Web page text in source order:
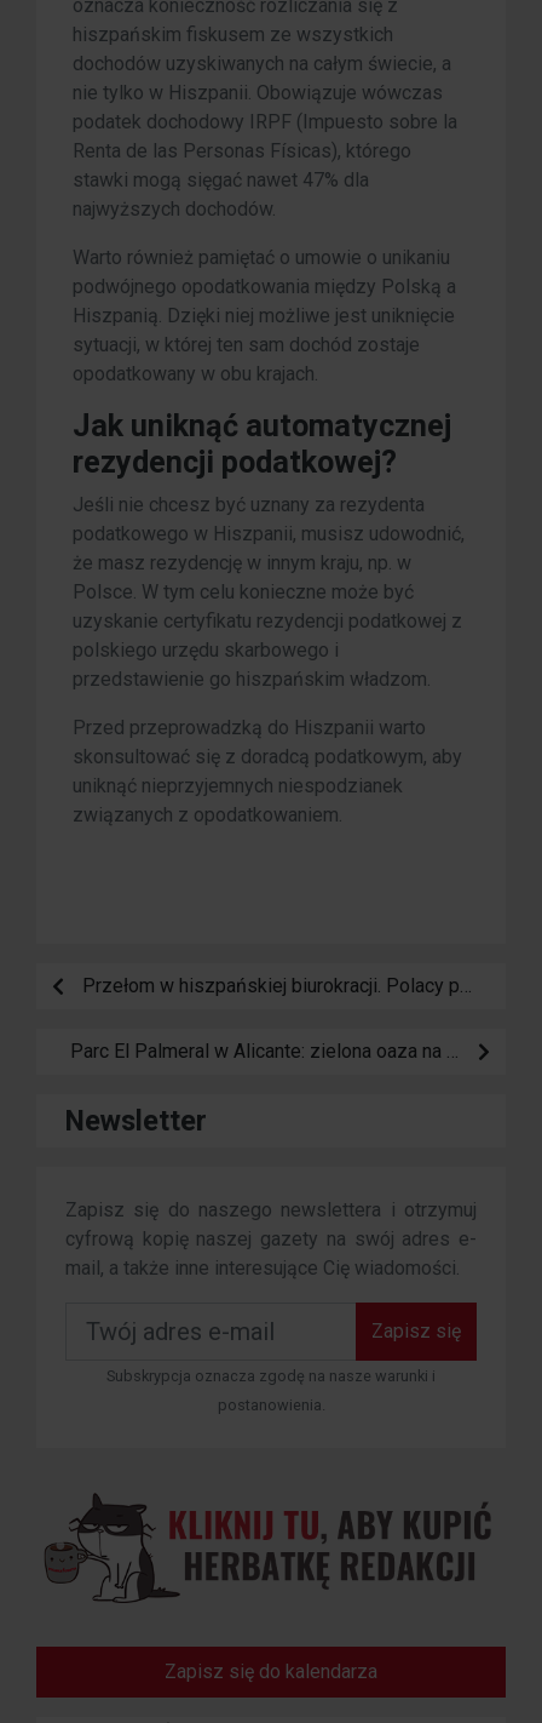
oznacza konieczność rozliczania się z
hiszpańskim fiskusem ze wszystkich
dochodów uzyskiwanych na całym świecie, a
nie tylko w Hiszpanii. Obowiązuje wówczas
podatek dochodowy IRPF (Impuesto sobre la
Renta de las Personas Físicas), którego
stawki mogą sięgać nawet 47% dla
najwyższych dochodów.
Warto również pamiętać o umowie o unikaniu
podwójnego opodatkowania między Polską a
Hiszpanią. Dzięki niej możliwe jest uniknięcie
sytuacji, w której ten sam dochód zostaje
opodatkowany w obu krajach.
Jak uniknąć automatycznej
rezydencji podatkowej?
Jeśli nie chcesz być uznany za rezydenta
podatkowego w Hiszpanii, musisz udowodnić,
że masz rezydencję w innym kraju, np. w
Polsce. W tym celu konieczne może być
uzyskanie certyfikatu rezydencji podatkowej z
polskiego urzędu skarbowego i
przedstawienie go hiszpańskim władzom.
Przed przeprowadzką do Hiszpanii warto
skonsultować się z doradcą podatkowym, aby
uniknąć nieprzyjemnych niespodzianek
związanych z opodatkowaniem.
Przełom w hiszpańskiej biurokracji. Polacy pierwsi w kolejce do systemu „Express Residency”
Parc El Palmeral w Alicante: zielona oaza na Costa Blanca
Newsletter
Zapisz się do naszego newslettera i otrzymuj
cyfrową kopię naszej gazety na swój adres e-
mail, a także inne interesujące Cię wiadomości.
Zapisz się
Subskrypcja oznacza zgodę na nasze warunki i
postanowienia.
Zapisz się do kalendarza